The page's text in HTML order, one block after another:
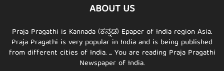
ABOUT US
Praja Pragathi is Kannada (ಕನ್ನಡ) Epaper of India region Asia.
Praja Pragathi is very popular in India and is being published
from different cities of India. ... You are reading Praja Pragathi
Newspaper of India.